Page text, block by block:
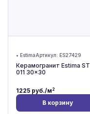
• EstimaАртикул: ES27429
Керамогранит Estima ST
011 30x30
1225 руб./м2
В корзину